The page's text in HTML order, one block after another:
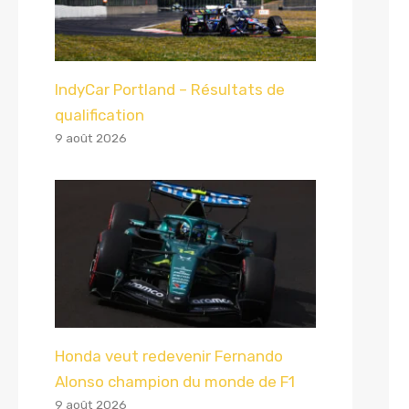
IndyCar Portland – Résultats de
qualification
9 août 2026
Honda veut redevenir Fernando
Alonso champion du monde de F1
9 août 2026